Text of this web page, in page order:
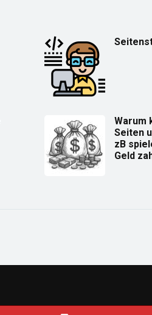
Warum
Seiten
zB
Geld